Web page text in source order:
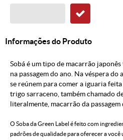
Informações do Produto
Sobá é um tipo de macarrão
na passagem do ano. Na véspera
se reúnem para comer a iguaria
trigo sarraceno, também chamado
literalmente, macarrão da passagem
O Soba da Green Label é feito com
padrões de qualidade para oferecer a você